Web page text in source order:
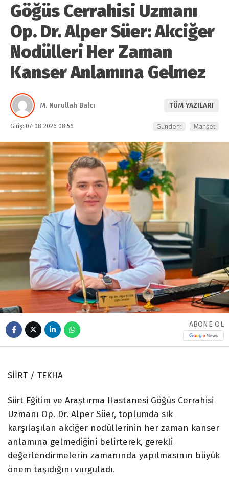
Göğüs Cerrahisi Uzmanı
Op. Dr. Alper Süer: Akciğer
Nodülleri Her Zaman
Kanser Anlamına Gelmez
M. Nurullah Balcı TÜM YAZILARI
Giriş: 07-08-2026 08:56 Gündem Manşet
ABONE OL
SİİRT / TEKHA
Siirt Eğitim ve Araştırma Hastanesi Göğüs Cerrahisi
Uzmanı Op. Dr. Alper Süer, toplumda sık
karşılaşılan akciğer nodüllerinin her zaman kanser
anlamına gelmediğini belirterek, gerekli
değerlendirmelerin zamanında yapılmasının büyük
önem taşıdığını vurguladı.